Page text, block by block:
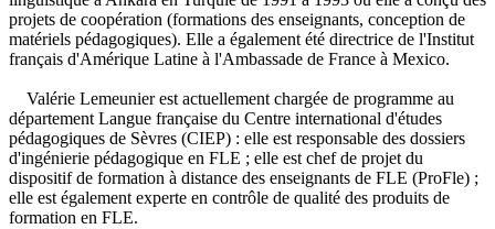
projets de coopération (formations des enseignants, conception de
matériels pédagogiques). Elle a également été directrice de l'Institut
français d'Amérique Latine à l'Ambassade de France à Mexico.
Valérie Lemeunier est actuellement chargée de programme au
département Langue française du Centre international d'études
pédagogiques de Sèvres (CIEP) : elle est responsable des dossiers
d'ingénierie pédagogique en FLE ; elle est chef de projet du
dispositif de formation à distance des enseignants de FLE (ProFle) ;
elle est également experte en contrôle de qualité des produits de
formation en FLE.